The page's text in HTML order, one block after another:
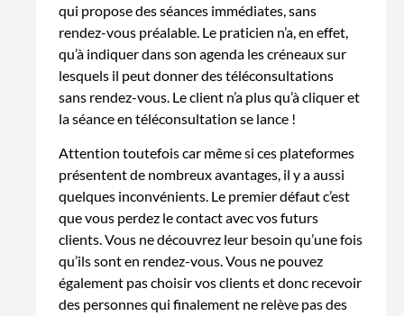
qui propose des séances immédiates, sans
rendez-vous préalable. Le praticien n’a, en effet,
qu’à indiquer dans son agenda les créneaux sur
lesquels il peut donner des téléconsultations
sans rendez-vous. Le client n’a plus qu’à cliquer et
la séance en téléconsultation se lance !
Attention toutefois car même si ces plateformes
présentent de nombreux avantages, il y a aussi
quelques inconvénients. Le premier défaut c’est
que vous perdez le contact avec vos futurs
clients. Vous ne découvrez leur besoin qu’une fois
qu’ils sont en rendez-vous. Vous ne pouvez
également pas choisir vos clients et donc recevoir
des personnes qui finalement ne relève pas des